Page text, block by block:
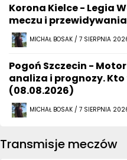
Korona Kielce - Legia
meczu i
MICHAŁ BOSAK / 7 SIERPNIA
Pogoń Szczecin -
analiza i prognozy.
(08.08.2026)
MICHAŁ BOSAK / 7 SIERPNIA
Transmisje meczów